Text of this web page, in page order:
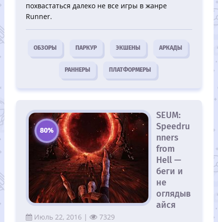
похвастаться далеко не все игры в жанре
Runner.
ОБЗОРЫ ПАРКУР ЭКШЕНЫ АРКАДЫ
РАННЕРЫ ПЛАТФОРМЕРЫ
80%
SEUM:
Speedru
nners
from
Hell —
беги и
не
оглядыв
айся
Июль 22, 2016 |
7329